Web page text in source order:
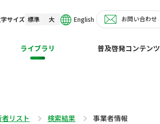
サイズ 標準 大 English お問い合わせ
ライブラリ 普及啓発コンテンツ
リスト 検索結果 事業者情報